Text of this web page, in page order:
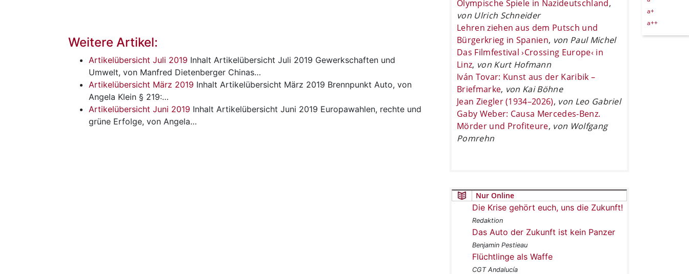
Weitere Artikel:
Artikelübersicht Juli 2019 Inhalt Artikelübersicht Juli 2019 Gewerkschaften und
Umwelt, von Manfred Dietenberger Chinas…
Artikelübersicht März 2019 Inhalt Artikelübersicht März 2019 Brennpunkt Auto, von
Angela Klein § 219:…
Artikelübersicht Juni 2019 Inhalt Artikelübersicht Juni 2019 Europawahlen, rechte und
grüne Erfolge, von Angela…
Olympische Spiele in Nazideutschland,
von Ulrich Schneider
Lehren ziehen aus dem Putsch und
Bürgerkrieg in Spanien, von Paul Michel
Das Filmfestival ›Crossing Europe‹ in
Linz, von Kurt Hofmann
Iván Tovar: Kunst aus der Karibik –
Briefmarke, von Kai Böhne
Jean Ziegler (1934–2026), von Leo Gabriel
Gaby Weber: Causa Mercedes-Benz.
Mörder und Profiteure, von Wolfgang
Pomrehn
Nur Online
Die Krise gehört euch, uns die Zukunft!
Redaktion
Das Auto der Zukunft ist kein Panzer
Benjamin Pestieau
Flüchtlinge als Waffe
CGT Andalucía
a+
a++